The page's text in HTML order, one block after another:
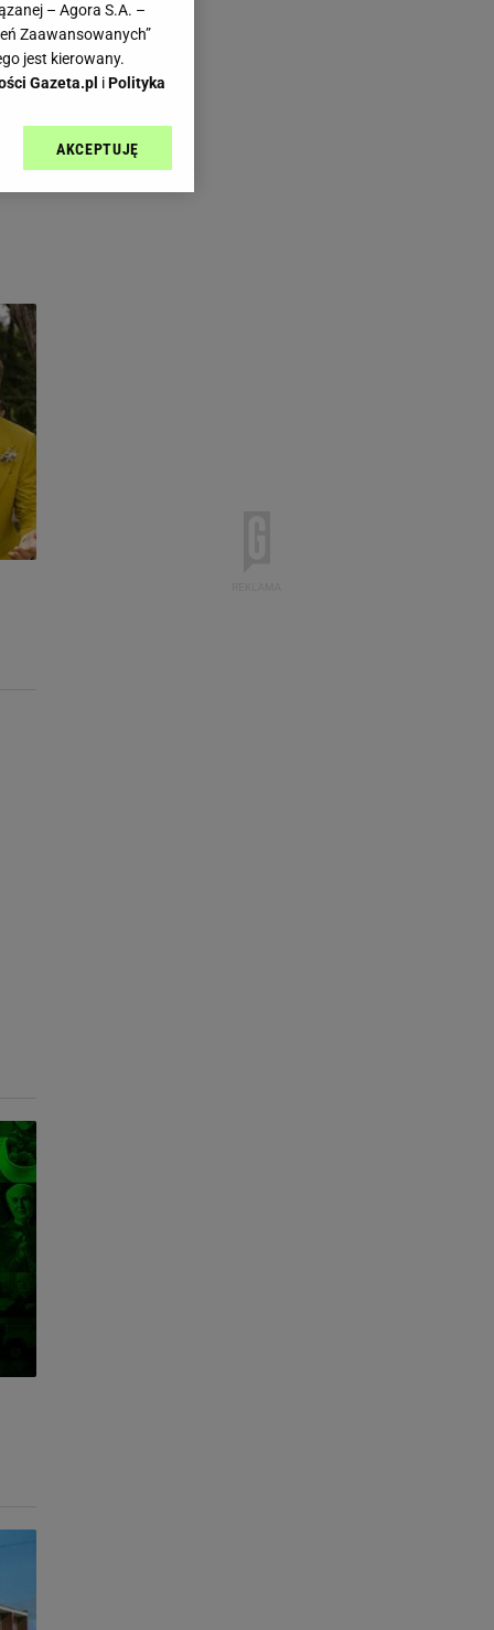
– Agora S.A. –
Zaawansowanych”
jest kierowany.
Gazeta.pl iPolityka
sp. z o.o., jej
celów identyfikacji.
reklam i treści,
AKCEPTUJĘ